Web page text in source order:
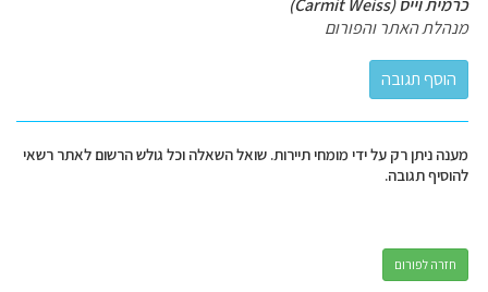
כרמית וייס (Carmit Weiss)
מנהלת האתר והפורום
מענה ניתן רק על ידי מומחי תיירות. שואל השאלה וכל גולש הרשום לאתר רשאי
להוסיף תגובה.
חזרה לפורום